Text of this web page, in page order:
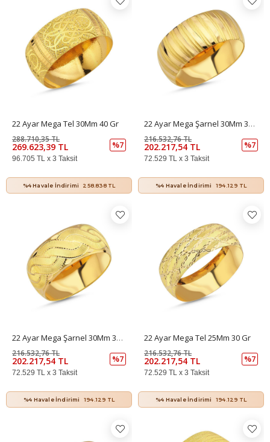
22 Ayar Mega Tel 30Mm 40 Gr
269.623,39 TL
288.710,35 TL
%7
96.705 TL x 3 Taksit
%4 Havale İndirimi 258.838 TL
22 Ayar Mega Şarnel 30Mm 30 Gr
202.217,54 TL
216.532,76 TL
%7
72.529 TL x 3 Taksit
%4 Havale İndirimi 194.129 TL
22 Ayar Mega Şarnel 30Mm 30 Gr
202.217,54 TL
216.532,76 TL
%7
72.529 TL x 3 Taksit
%4 Havale İndirimi 194.129 TL
22 Ayar Mega Tel 25Mm 30 Gr
202.217,54 TL
216.532,76 TL
%7
72.529 TL x 3 Taksit
%4 Havale İndirimi 194.129 TL